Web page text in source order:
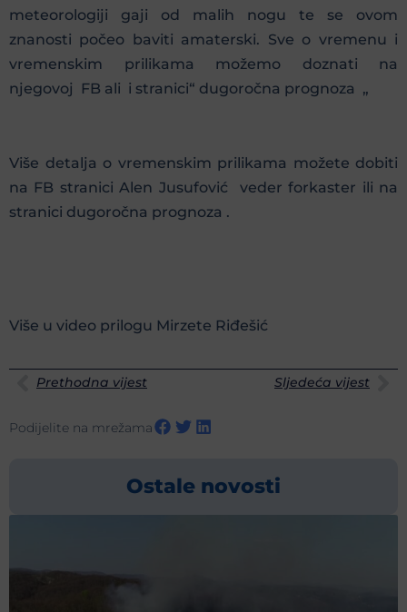
meteorologiji gaji od malih nogu te se ovom
znanosti počeo baviti amaterski. Sve o vremenu i
vremenskim prilikama možemo doznati na
njegovoj FB ali i stranici“ dugoročna prognoza „
Više detalja o vremenskim prilikama možete dobiti
na FB stranici Alen Jusufović veder forkaster ili na
stranici dugoročna prognoza .
Više u video prilogu Mirzete Riđešić
Prethodna vijest Sljedeća vijest
Podijelite na mrežama
Ostale novosti